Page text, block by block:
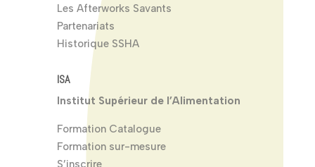
Les Afterworks Savants
Partenariats
Historique SSHA
ISA
Institut Supérieur de l’Alimentation
Formation Catalogue
Formation sur-mesure
S’inscrire